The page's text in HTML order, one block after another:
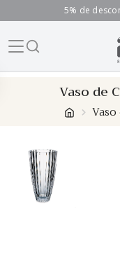
5% de
Vaso de